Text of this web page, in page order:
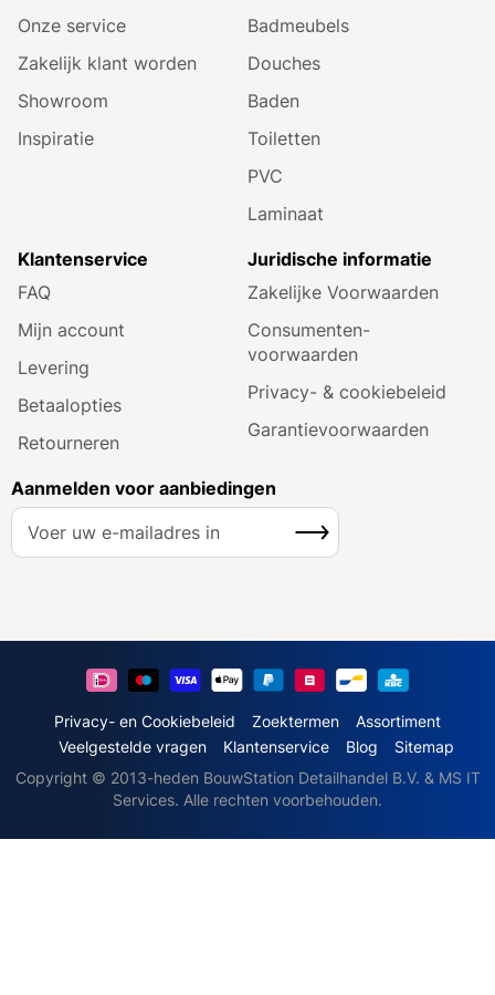
Onze service
Zakelijk klant worden
Showroom
Inspiratie
Badmeubels
Douches
Baden
Toiletten
PVC
Laminaat
Klantenservice
FAQ
Mijn account
Levering
Betaalopties
Retourneren
Juridische informatie
Zakelijke Voorwaarden
Consumenten­
voorwaarden
Privacy- & cookiebeleid
Garantie­voorwaarden
Aanmelden voor aanbiedingen
A
e
o
z
Inschrijven
Privacy- en Cookiebeleid Zoektermen
Assortiment
Veelgestelde vragen
Klantenservice Blog
Sitemap
Copyright © 2013-heden BouwStation Detailhandel B.V. & MS IT
Services. Alle rechten voorbehouden.